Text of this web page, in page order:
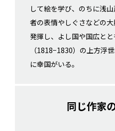
して絵を学び、のちに浅
者の表情やしぐさなどの
発揮し、よし国や国広と
（1818−1830）の上方浮
に幸国がいる。
同じ作家